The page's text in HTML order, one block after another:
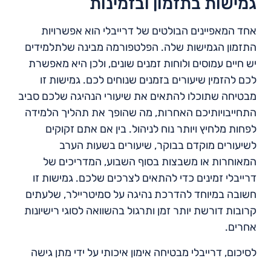
אחד המאפיינים הבולטים של דרייבלי הוא אפשרויות
התזמון הגמישות שלה. הפלטפורמה מבינה שלתלמידים
יש חיים עמוסים ולוחות זמנים שונים, ולכן היא מאפשרת
לכם להזמין שיעורים בזמנים שנוחים לכם. גמישות זו
מבטיחה שתוכלו להתאים את שיעורי הנהיגה שלכם סביב
התחייבויותיכם האחרות, מה שהופך את תהליך הלמידה
לפחות מלחיץ ויותר נוח לניהול. בין אם אתם זקוקים
לשיעורים מוקדם בבוקר, שיעורים בשעות הערב
המאוחרות או משבצות בסוף השבוע, המדריכים של
דרייבלי זמינים כדי להתאים לצרכים שלכם. גמישות זו
חשובה במיוחד להדרכת נהיגה על סמיטריילר, שלעתים
קרובות דורשת יותר זמן ותרגול בהשוואה לסוגי רישיונות
אחרים.
לסיכום, דרייבלי מבטיחה אימון איכותי על ידי מתן גישה